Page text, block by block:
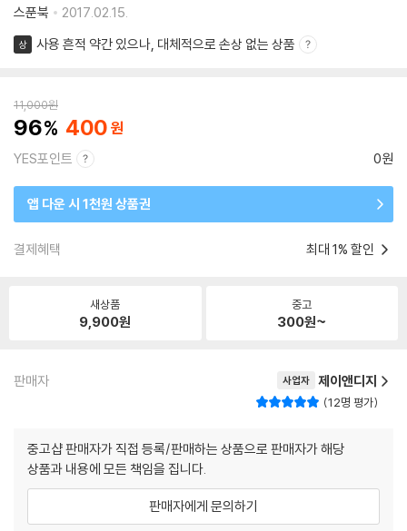
스푼북
2017.02.15.
상 사용 흔적 약간 있으나, 대체적으로 손상 없는 상품
11,000원
96 400
YES포인트 0원
앱 다운 시 1천원 상품권
결제혜택 최대 1% 할인
새상품
9,900원
중고
300원~
판매자 사업자 제이앤디지
12명 평가
중고샵 판매자가 직접 등록/판매하는 상품으로 판매자가 해당
상품과 내용에 모든 책임을 집니다.
판매자에게 문의하기